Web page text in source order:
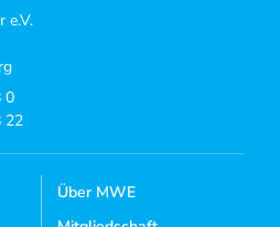
e.V.
0
22
Über MWE